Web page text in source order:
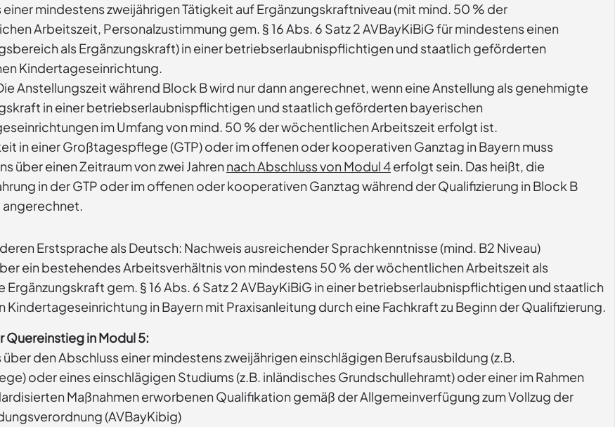
einer mindestens zweijährigen Tätigkeit auf Ergänzungskraftniveau (mit mind. 50 % der
Arbeitszeit, Personalzustimmung gem. § 16 Abs. 6 Satz 2 AVBayKiBiG für mindestens einen
als Ergänzungskraft) in einer betriebserlaubnispflichtigen und staatlich geförderten
Kindertageseinrichtung.
Anstellungszeit während Block B wird nur dann angerechnet, wenn eine Anstellung als genehmigte
in einer betriebserlaubnispflichtigen und staatlich geförderten bayerischen
im Umfang von mind. 50 % der wöchentlichen Arbeitszeit erfolgt ist.
in einer Großtagespflege (GTP) oder im offenen oder kooperativen Ganztag in Bayern muss
über einen Zeitraum von zwei Jahrennach Abschluss von Modul 4erfolgt sein. Das heißt, die
in der GTP oder im offenen oder kooperativen Ganztag während der Qualifizierung in Block B
angerechnet.
Erstsprache als Deutsch: Nachweis ausreichender Sprachkenntnisse (mind. B2 Niveau)
ein bestehendes Arbeitsverhältnis von mindestens 50 % der wöchentlichen Arbeitszeit als
Ergänzungskraft gem. § 16 Abs. 6 Satz 2 AVBayKiBiG in einer betriebserlaubnispflichtigen und staatlich
in Bayern mit Praxisanleitung durch eine Fachkraft zu Beginn der Qualifizierung.
Quereinstieg in Modul 5:
über den Abschluss einer mindestens zweijährigen einschlägigen Berufsausbildung (z.B.
oder eines einschlägigen Studiums (z.B. inländisches Grundschullehramt) oder einer im Rahmen
Maßnahmen erworbenen Qualifikation gemäß der Allgemeinverfügung zum Vollzug der
(AVBayKibig)